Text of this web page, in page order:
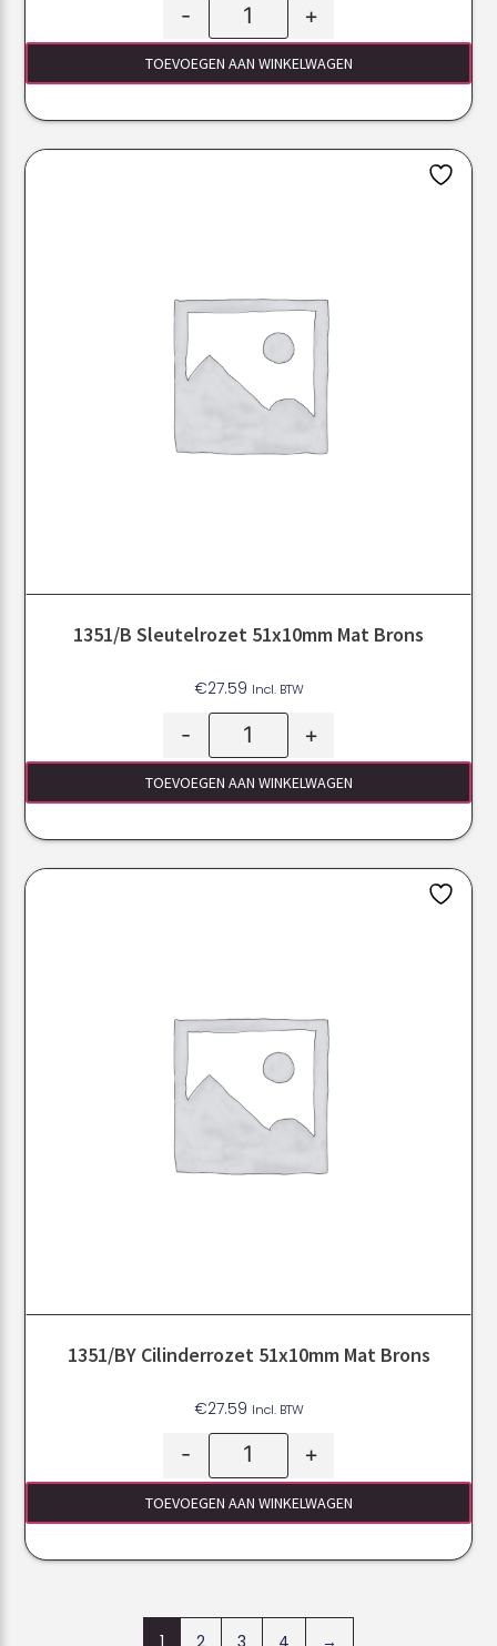
- +
TOEVOEGEN AAN WINKELWAGEN
1351/B Sleutelrozet 51x10mm Mat Brons
€27.59 Incl. BTW
- +
TOEVOEGEN AAN WINKELWAGEN
1351/BY Cilinderrozet 51x10mm Mat Brons
€27.59 Incl. BTW
- +
TOEVOEGEN AAN WINKELWAGEN
1 2 3 4 →